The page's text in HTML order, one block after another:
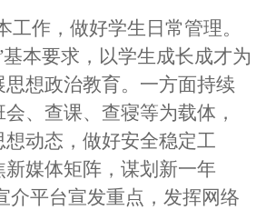
工作，做好学生日常管理。
本要求，以学生成长成才为
思想政治教育。一方面持续
、查课、查寝等为载体，
动态，做好安全稳定工
媒体矩阵，谋划新一年
介平台宣发重点，发挥网络